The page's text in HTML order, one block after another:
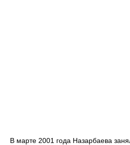
В марте 2001 года Назарбаева